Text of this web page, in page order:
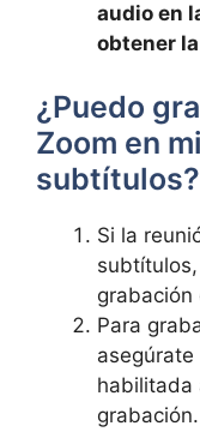
audio en
obtener
¿Puedo
Zoom ‌en‍
subtítulos?
Si la
grabación
Para
habilitada
grabación.